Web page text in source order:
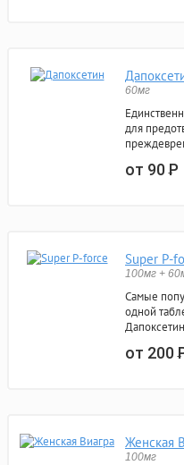
60мг
для
от 90Р
Super P-
100мг +
Самые
одной
от 200
Женская
100мг